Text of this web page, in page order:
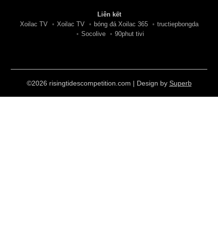
Liên kết
Xoilac TV • Xoilac TV • bóng đá Xoilac 365 • tructiepbongda
• Socolive • 90phut tivi
©2026 risingtidescompetition.com | Design by Superb